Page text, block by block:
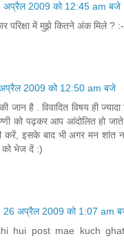
अप्रैल 2009 को 12:45 am बजे
परिक्षा में मुझे कितने अंक मिले ?
2009 को 12:50 am बजे
जान है . विवादित विषय ही
को पढ़कर आप आंदोलित हो
इसके बाद भी अगर मन शांत न
को भेज दें :)
26 अप्रैल 2009 को 1:07 am
hui post mae kuch